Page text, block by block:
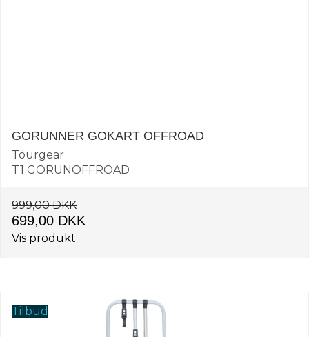
GORUNNER GOKART OFFROAD
Tourgear
T1 GORUNOFFROAD
999,00 DKK
699,00 DKK
Vis produkt
Tilbud